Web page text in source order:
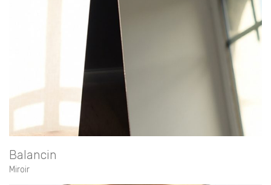
Balancin
Miroir